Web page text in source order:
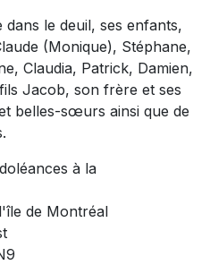
le deuil, ses enfants,
(Monique), Stéphane,
Claudia, Patrick, Damien,
Jacob, son frère et ses
belles-sœurs ainsi que de
à la
de Montréal